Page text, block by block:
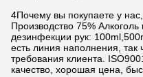
4Почему вы покупаете у
Производство 75%
дезинфекции рук:
есть линия наполнения,
требования клиента.
качество, хорошая цена,